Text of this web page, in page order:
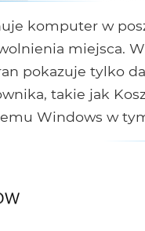
komputer w
miejsca.
pokazuje tylko
takie jak
Windows w